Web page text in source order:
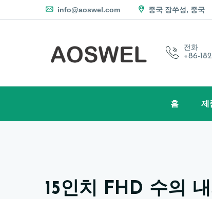
info@aoswel.com 중국 장쑤성, 중국
전화
+86-
홈 제
15인치 FHD 수의